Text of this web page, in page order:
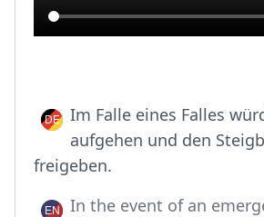
Im Falle eines Falles
aufgehen und den
freigeben.
In the event of an